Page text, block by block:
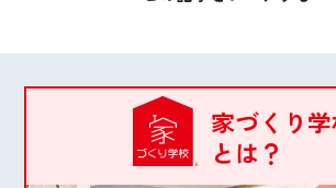
家づくり
とは？